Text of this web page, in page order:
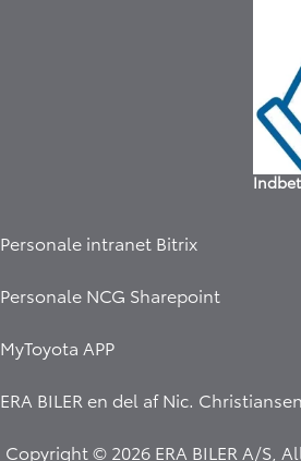
Personale intranet Bitrix
Personale NCG Sharepoint
MyToyota APP
ERA BILER en del afNic.
Copyright © 2026 ERA BILER A/S,